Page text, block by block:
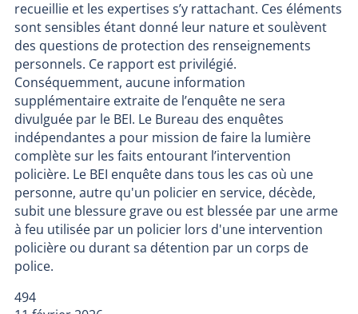
recueillie et les expertises s’y rattachant. Ces éléments
sont sensibles étant donné leur nature et soulèvent
des questions de protection des renseignements
personnels. Ce rapport est privilégié.
Conséquemment, aucune information
supplémentaire extraite de l’enquête ne sera
divulguée par le BEI. Le Bureau des enquêtes
indépendantes a pour mission de faire la lumière
complète sur les faits entourant l’intervention
policière. Le BEI enquête dans tous les cas où une
personne, autre qu'un policier en service, décède,
subit une blessure grave ou est blessée par une arme
à feu utilisée par un policier lors d'une intervention
policière ou durant sa détention par un corps de
police.
494